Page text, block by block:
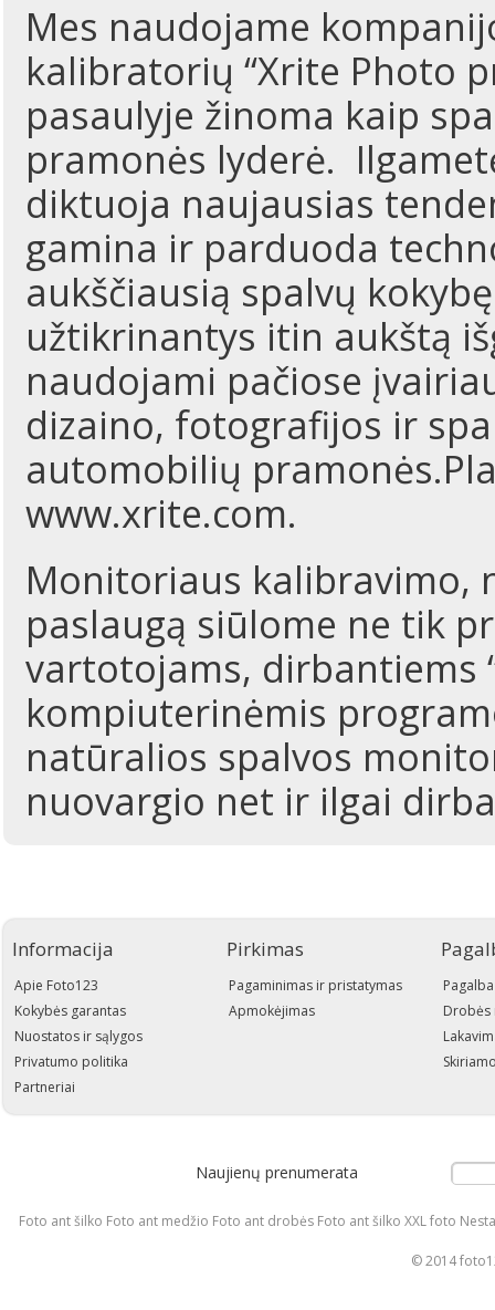
Mes naudojame
kalibratorių “Xrite Photo
pasaulyje žinoma kaip
pramonės lyderė.
diktuoja naujausias
gamina ir parduoda
aukščiausią spalvų
užtikrinantys itin aukštą
naudojami pačiose
dizaino, fotografijos ir
automobilių
www.xrite.com.
Monitoriaus kalibravimo,
paslaugą siūlome ne tik
vartotojams, dirbantiems
kompiuterinėmis
natūralios spalvos
nuovargio net ir ilgai
Informacija
Apie Foto123
Kokybės garantas
Nuostatos ir sąlygos
Privatumo politika
Partneriai
Pirkimas
Pagaminimas ir pristatymas
Apmokėjimas
Pagalba
Drobės
Naujienų prenumerata
Foto ant šilko Foto ant medžio Foto ant drobės Foto ant šilko XXL foto
© 2014